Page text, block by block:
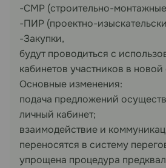
-СМР (строительно-
-ПИР (проектно-
-Закупки,
будут проводиться с
кабинетов участников в новой
Основные изменения:
подача предложений
личный кабинет;
взаимодействие и
переносятся в систему
упрощена процедура